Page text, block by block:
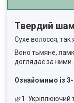
Твердий
Сухе волосся, так
Воно тьмяне,
доглядає за
Ознайомимо із
🌿1. Укріплюючий